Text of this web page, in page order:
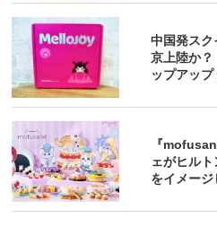
中国発ス
京上陸か
ップアップ
『
ェがヒル
をイメー